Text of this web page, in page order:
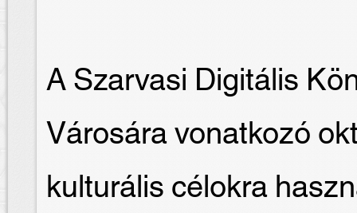
A Szarvasi Digitális
Városára vonatkozó
kulturális célokra